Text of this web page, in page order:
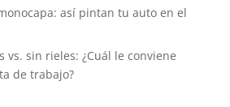
así pintan tu auto en el
vs. sin rieles: ¿Cuál le conviene
de trabajo?